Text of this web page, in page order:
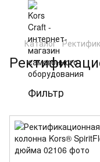
Каталог
Фильтр